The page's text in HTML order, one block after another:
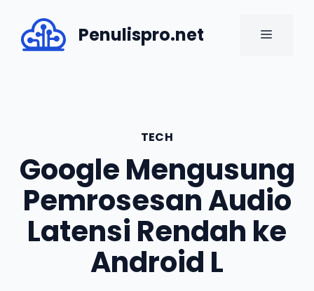
content
Penulispro.net MENU
TECH
Google Mengusung
Pemrosesan Audio
Latensi Rendah ke
Android L